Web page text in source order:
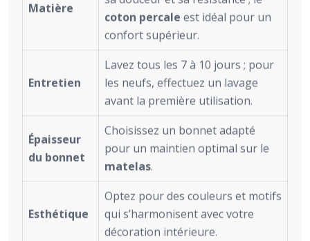
Matière
coton percale est idéal pour un
confort supérieur.
Entretien
Lavez tous les 7 à 10 jours ; pour
les neufs, effectuez un lavage
avant la première utilisation.
Épaisseur
du bonnet
Choisissez un bonnet adapté
pour un maintien optimal sur le
matelas.
Esthétique
Optez pour des couleurs et motifs
qui s’harmonisent avec votre
décoration intérieure.